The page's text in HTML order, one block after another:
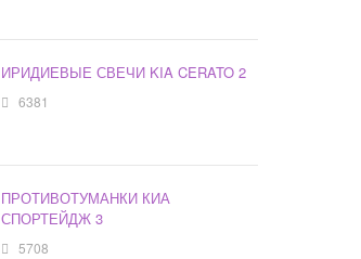
ИРИДИЕВЫЕ СВЕЧИ KIA CERATO 2
6381
ПРОТИВОТУМАНКИ КИА
СПОРТЕЙДЖ 3
5708